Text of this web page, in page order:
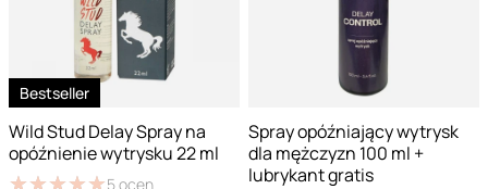
Bestseller
Wild Stud Delay Spray na
opóźnienie wytrysku 22 ml
★★★★★
★★★★★5ocen
Spray opóźniający wytrysk
dla mężczyzn 100 ml +
lubrykant gratis